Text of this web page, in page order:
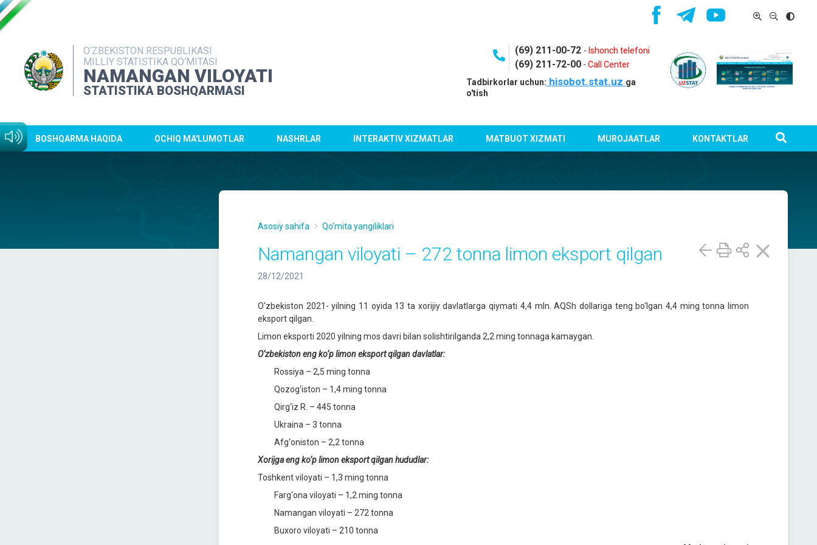
O‘ZBEKISTON RESPUBLIKASI
MILLIY STATISTIKA QO‘MITASI
NAMANGAN VILOYATI
STATISTIKA BOSHQARMASI
(69) 211-00-72 - Ishonch telefoni
(69) 211-72-00- Call Center
Tadbirkorlar uchun: hisobot.stat.uz ga
o'tish
BOSHQARMA HAQIDA OCHIQ MA'LUMOTLAR NASHRLAR INTERAKTIV XIZMATLAR MATBUOT XIZMATI MUROJAATLAR KONTAKTLAR
Asosiy sahifa Qo'mita yangiliklari
Namangan viloyati – 272 tonna limon eksport qilgan
28/12/2021
O‘zbekiston 2021- yilning 11 oyida 13 ta xorijiy davlatlarga qiymati 4,4 mln. AQSh dollariga teng bo‘lgan 4,4 ming tonna limon
eksport qilgan.
Limon eksporti 2020 yilning mos davri bilan solishtirilganda 2,2 ming tonnaga kamaygan.
O‘zbekiston eng ko‘p limon eksport qilgan davlatlar:
Rossiya – 2,5 ming tonna
Qozog‘iston – 1,4 ming tonna
Qirg‘iz R. – 445 tonna
Ukraina – 3 tonna
Afg‘oniston – 2,2 tonna
Xorijga eng ko‘p limon eksport qilgan hududlar:
Toshkent viloyati – 1,3 ming tonna
Farg‘ona viloyati – 1,2 ming tonna
Namangan viloyati – 272 tonna
Buxoro viloyati – 210 tonna